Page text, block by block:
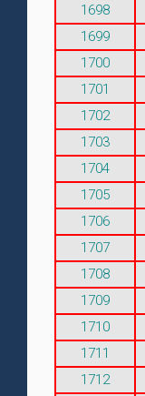
1698
1699
1700
1701
1702
1703
1704
1705
1706
1707
1708
1709
1710
1711
1712